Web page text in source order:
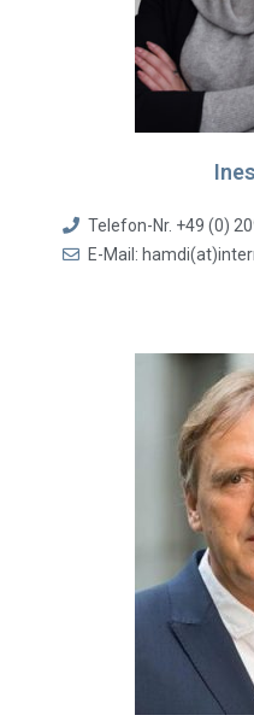
Telefon-Nr. +49 (0)
E-Mail: